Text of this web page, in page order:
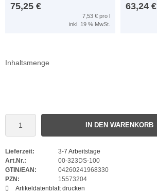
75,25 €
7,53 € pro l
inkl. 19 % MwSt.
63,24 €
Inhaltsmenge
IN DEN WARENKORB
Lieferzeit:
3-7 Arbeitstage
Art.Nr.:
00-323DS-100
GTIN/EAN:
04260241968330
PZN:
15573204
Artikeldatenblatt drucken